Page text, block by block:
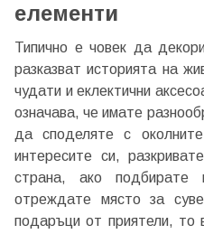
елементи
Типично е човек да
разказват историята на
чудати и еклектични
означава, че имате
да споделяте с
интересите си,
страна, ако
отреждате място за
подаръци от приятели, то